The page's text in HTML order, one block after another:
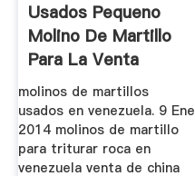
Usados Pequeno
Molino De Martillo
Para La Venta
molinos de martillos
usados en venezuela. 9 Ene
2014 molinos de martillo
para triturar roca en
venezuela venta de china